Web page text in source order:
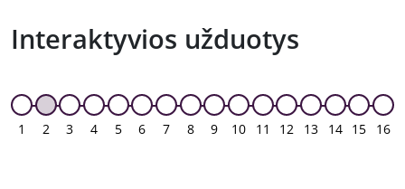
Interaktyvios užduotys
1 2 3 4 5 6 7 8 9 10 11 12 13 14 15 16